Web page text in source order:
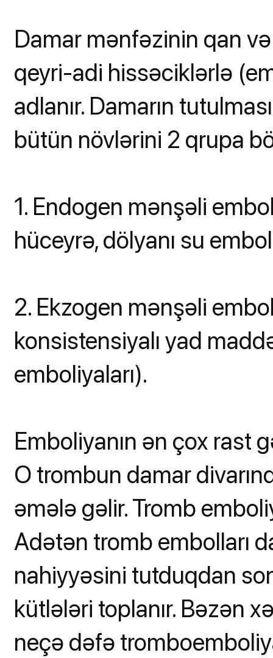
Damar mənfəzinin qan
qeyri-adi hissəciklərlə
adlanır. Damarın
bütün növlərini 2 qrupa
1. Endogen mənşəli
hüceyrə, dölyanı su
2. Ekzogen mənşəli
konsistensiyalı yad
emboliyaları).
Emboliyanın ən çox rast
O trombun damar
əmələ gəlir. Tromb
Adətən tromb embolları
nahiyyəsini tutduqdan
kütlələri toplanır. Bəzən
neçə dəfə